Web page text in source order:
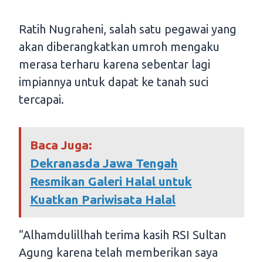
Ratih Nugraheni, salah satu pegawai yang
akan diberangkatkan umroh mengaku
merasa terharu karena sebentar lagi
impiannya untuk dapat ke tanah suci
tercapai.
Baca Juga:
Dekranasda Jawa Tengah
Resmikan Galeri Halal untuk
Kuatkan Pariwisata Halal
“Alhamdulillhah terima kasih RSI Sultan
Agung karena telah memberikan saya